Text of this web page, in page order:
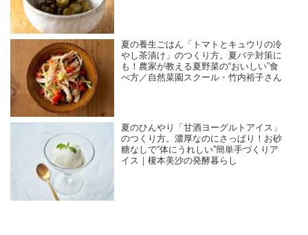
夏の養生ごはん「トマトとキュウリの冷
やし茶漬け」のつくり方。夏バテ対策に
も！農家が教える夏野菜の“おいしい”食
べ方／自然菜園スクール・竹内裕子さん
夏のひんやり「甘酒ヨーグルトアイス」
のつくり方。濃厚なのにさっぱり！お砂
糖なしで“体にうれしい”簡単手づくりア
イス｜榎本美沙の発酵暮らし